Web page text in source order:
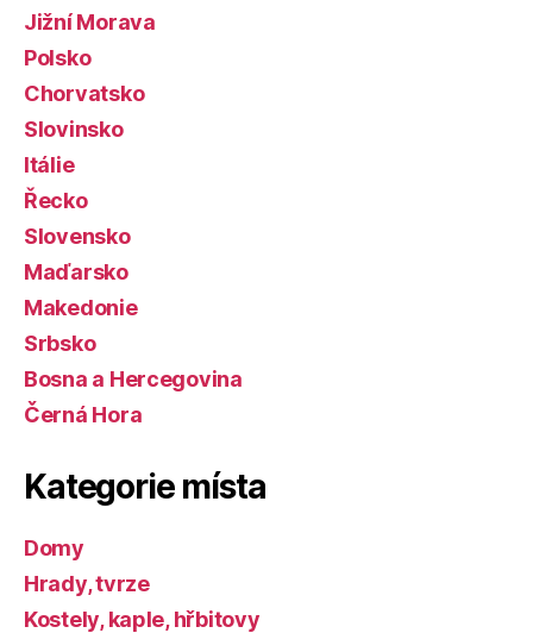
Jižní Morava
Polsko
Chorvatsko
Slovinsko
Itálie
Řecko
Slovensko
Maďarsko
Makedonie
Srbsko
Bosna a Hercegovina
Černá Hora
Kategorie místa
Domy
Hrady, tvrze
Kostely, kaple, hřbitovy